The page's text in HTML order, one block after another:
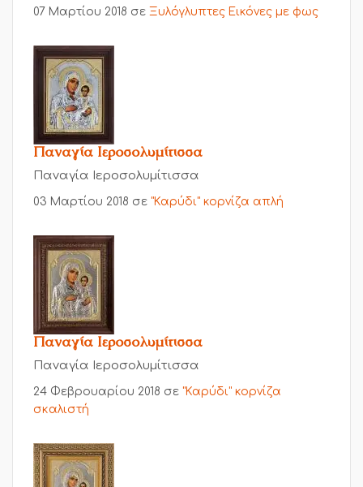
07 Μαρτίου 2018 σε Ξυλόγλυπτες Εικόνες με φως
Παναγία Ιεροσολυμίτισσα
Παναγία Ιεροσολυμίτισσα
03 Μαρτίου 2018 σε "Καρύδι" κορνίζα απλή
Παναγία Ιεροσολυμίτισσα
Παναγία Ιεροσολυμίτισσα
24 Φεβρουαρίου 2018 σε "Καρύδι" κορνίζα
σκαλιστή